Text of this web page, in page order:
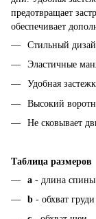
предотвращает
обеспечивает
Стильный
Эластичные
Удобная
Высокий
Не сковывает
Таблица размеров
а - длина спины
b - обхват груди